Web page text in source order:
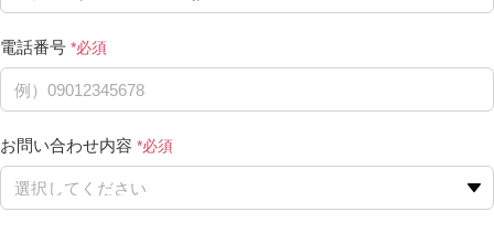
電話番号
お問い合わせ内容